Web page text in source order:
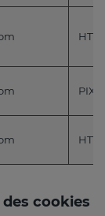
HTTP
HTTP
cookies